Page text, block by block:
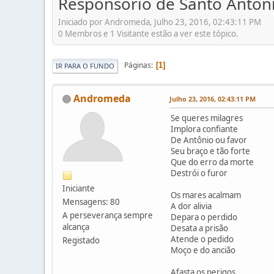
Iniciado por Andromeda, Julho 23, 2016, 02:43:11 PM
0 Membros e 1 Visitante estão a ver este tópico.
IR PARA O FUNDO Páginas 1
Andromeda
Iniciante
Mensagens: 80
A perseverança sempre
alcança
Registado
Julho 23, 2016, 02:43:11 PM
Se queres milagres
Implora confiante
De Antônio ou favor
Seu braço e tão forte
Que do erro da morte
Destrói o furor
Os mares acalmam
A dor alivia
Depara o perdido
Desata a prisão
Atende o pedido
Moço e do ancião